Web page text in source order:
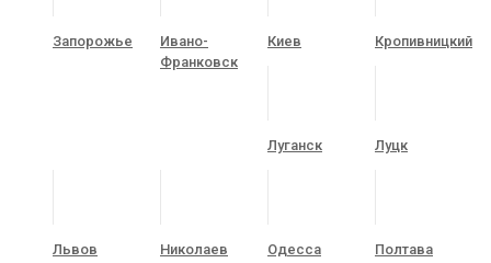
Запорожье
Ивано-
Франковск
Киев Кропивницкий
Луганск Луцк
Львов Николаев Одесса Полтава